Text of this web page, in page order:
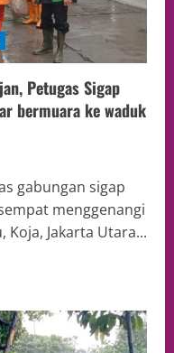
Petugas Sigap
bermuara ke waduk
gabungan sigap
menggenangi
Koja, Jakarta Utara...